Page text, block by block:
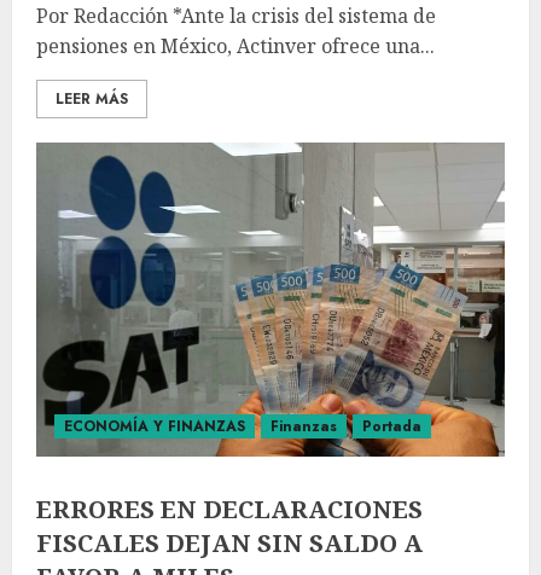
Por Redacción *Ante la crisis del sistema de
pensiones en México, Actinver ofrece una...
LEER MÁS
ECONOMÍA Y FINANZAS Finanzas Portada
ERRORES EN DECLARACIONES
FISCALES DEJAN SIN SALDO A